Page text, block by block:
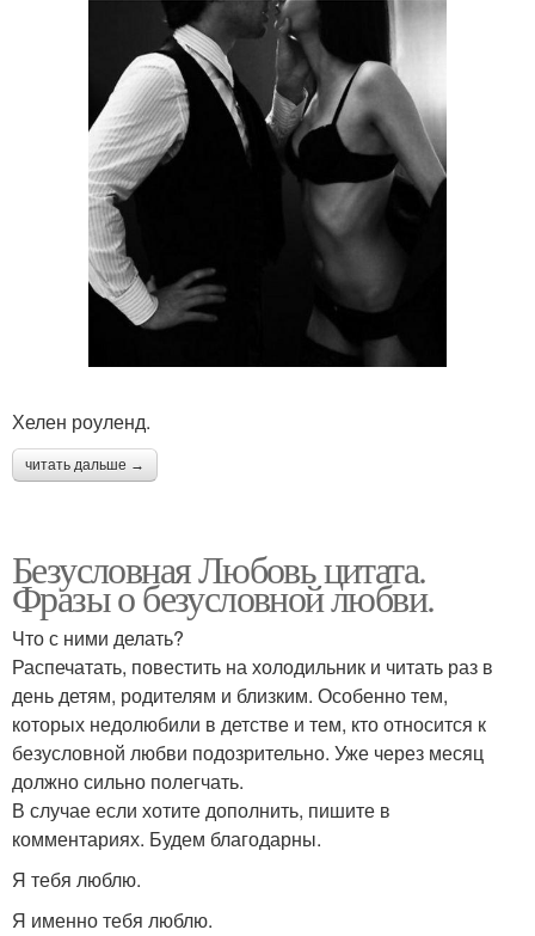
Хелен роуленд.
читать дальше →
Безусловная Любовь цитата.
Фразы о безусловной любви.
Что с ними делать?
Распечатать, повестить на холодильник и читать раз в
день детям, родителям и близким. Особенно тем,
которых недолюбили в детстве и тем, кто относится к
безусловной любви подозрительно. Уже через месяц
должно сильно полегчать.
В случае если хотите дополнить, пишите в
комментариях. Будем благодарны.
Я тебя люблю.
Я именно тебя люблю.